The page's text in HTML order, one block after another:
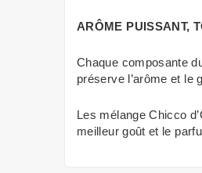
ARÔME PUISSANT,
Chaque composante
préserve l’arôme et
Les mélange Chicco
meilleur goût et le